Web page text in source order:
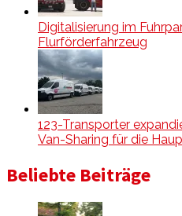
Digitalisierung im
Flurförderfahrzeug
123-Transporter
Van-Sharing für die
Beliebte Beiträge